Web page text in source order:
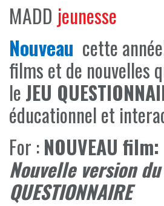
MADD jeunesse
Nouveau cette
filmset de nouvelles
leJEU
éducationnel et
For :NOUVEAU film:
Nouvelle version du
QUESTIONNAIRE